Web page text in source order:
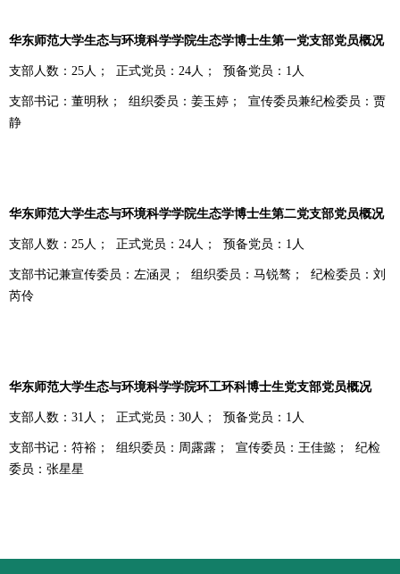
华东师范大学生态与环境科学学院生态学博士生第一党支部党员概况
支部人数： 25人； 正式党员： 24人； 预备党员： 1 人
支部书记：董明秋； 组织委员：姜玉婷；
宣传委员兼纪检委员：贾
静
华东师范大学生态与环境科学学院生态学博士生第二党支部党员概况
支部人数： 25人； 正式党员： 24人； 预备党员： 1 人
支部书记兼宣传委员：左涵灵； 组织委员：马锐骜；
纪检委员：刘
芮伶
华东师范大学生态与环境科学学院环工环科博士生党支部党员概况
支部人数： 31 人； 正式党员： 30人； 预备党员： 1 人
支部书记：符裕； 组织委员：周露露； 宣传委员：王佳懿；
纪检
委员：张星星